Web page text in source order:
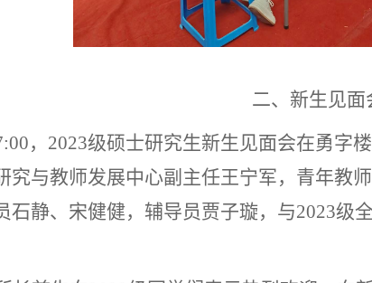
二、新生见面
， 2023级硕士研究生新生见面会在勇字楼
究与教师发展中心副主任王宁军，青年教
石静、宋健健，辅导员贾子璇， 与2023级